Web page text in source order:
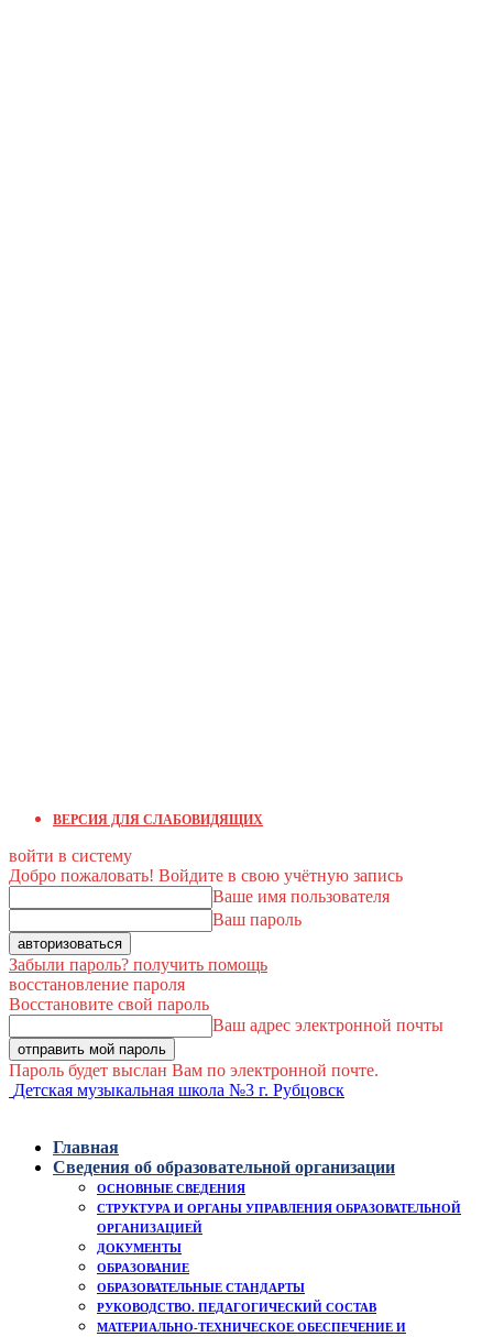
ВЕРСИЯ ДЛЯ СЛАБОВИДЯЩИХ
войти в систему
Добро пожаловать! Войдите в свою учётную запись
Ваше имя пользователя
Ваш пароль
Забыли пароль? получить помощь
восстановление пароля
Восстановите свой пароль
Ваш адрес электронной почты
Пароль будет выслан Вам по электронной почте.
Детская музыкальная школа №3 г. Рубцовск
Главная
Сведения об образовательной организации
ОСНОВНЫЕ СВЕДЕНИЯ
СТРУКТУРА И ОРГАНЫ УПРАВЛЕНИЯ ОБРАЗОВАТЕЛЬНОЙ
ОРГАНИЗАЦИЕЙ
ДОКУМЕНТЫ
ОБРАЗОВАНИЕ
ОБРАЗОВАТЕЛЬНЫЕ СТАНДАРТЫ
РУКОВОДСТВО. ПЕДАГОГИЧЕСКИЙ СОСТАВ
МАТЕРИАЛЬНО-ТЕХНИЧЕСКОЕ ОБЕСПЕЧЕНИЕ И